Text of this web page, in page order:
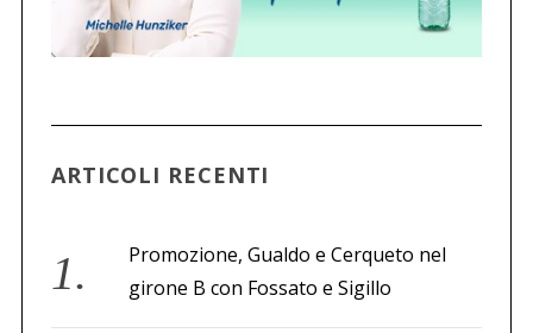
ARTICOLI RECENTI
Promozione, Gualdo e Cerqueto nel
girone B con Fossato e Sigillo